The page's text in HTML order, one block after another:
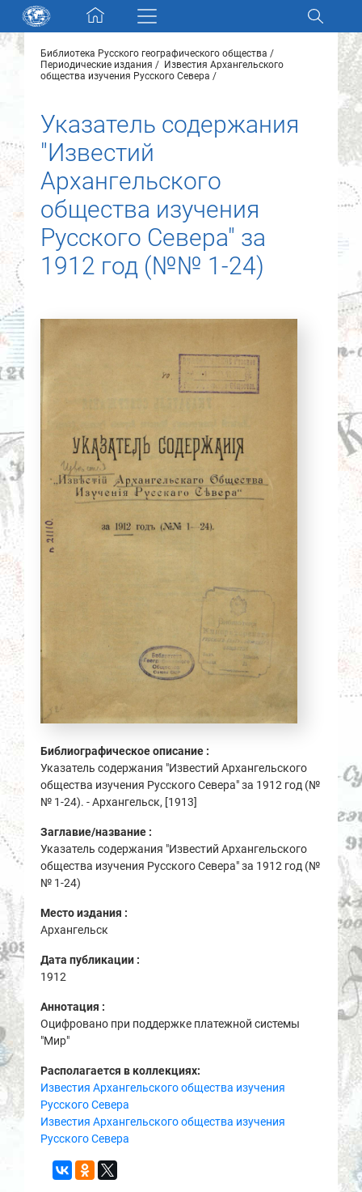
Skip navigation
Разделы и коллекции
Новости
О нас
Контакты
Партнеры
Библиотека Русского географического общества
Периодические издания
Известия Архангельского
общества изучения Русского Севера
Указатель содержания
"Известий
Архангельского
общества изучения
Русского Севера" за
1912 год (№№ 1-24)
Библиографическое описание :
Указатель содержания "Известий Архангельского
общества изучения Русского Севера" за 1912 год (№
№ 1-24). - Архангельск, [1913]
Заглавие/название :
Указатель содержания "Известий Архангельского
общества изучения Русского Севера" за 1912 год (№
№ 1-24)
Место издания :
Архангельск
Дата публикации :
1912
Аннотация :
Оцифровано при поддержке платежной системы
"Мир"
Располагается в коллекциях:
Известия Архангельского общества изучения
Русского Севера
Известия Архангельского общества изучения
Русского Севера